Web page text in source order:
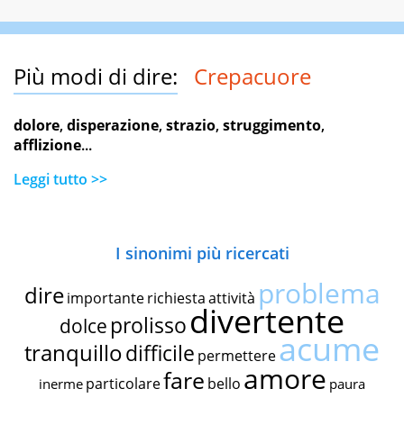
Più modi di dire: Crepacuore
dolore,disperazione,strazio,struggimento,
afflizione...
Leggi tutto >>
I sinonimi più ricercati
dire importante richiestaattività problema
dolce prolissodivertente
tranquillodifficile permettereacume
inerme particolarefare bello amore paura